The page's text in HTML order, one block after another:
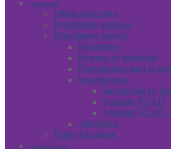
Admisiones
Oferta educativa
Estudiantes antiguos
Estudiantes nuevos
Requisitos
Proceso de matrícula
Documentos para la
Inscripciones
Inscripción en
Formato FGAD
Formato FGAD
Admitidos
Útiles Escolares
Campus virtual